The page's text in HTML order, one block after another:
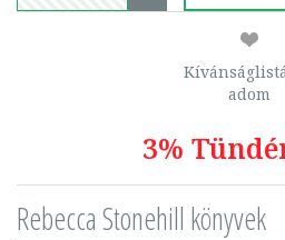
adom
3%
Rebecca Stonehill könyvek